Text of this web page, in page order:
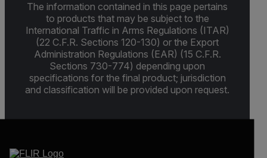
The information contained in this page pertains
to products that may be subject to the
International Traffic in Arms Regulations (ITAR)
(22 C.F.R. Sections 120-130) or the Export
Administration Regulations (EAR) (15 C.F.R.
Sections 730-774) depending upon
specifications for the final product; jurisdiction
and classification will be provided upon request.